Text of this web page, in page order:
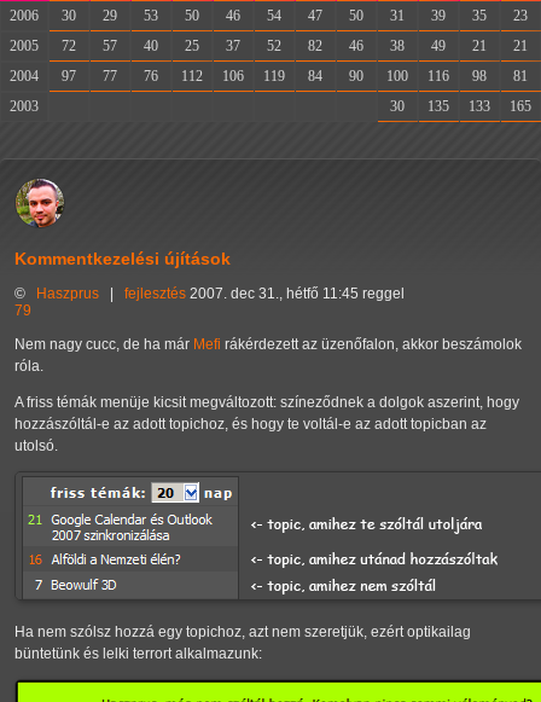
2006
30 29 53 50 46 54 47 50 31 39 35
23
2005
72 57 40 25 37 52 82 46 38 49 21
21
2004
97 77 76 112 106 119 84 90 100 116 98
81
2003
30 135 133 165
Kommentkezelési újítások
© Haszprus fejlesztés 2007. dec 31., hétfő 11:45 reggel
79
Nem nagy cucc, de ha már Mefi rákérdezett az üzenőfalon, akkor beszámolok
róla.
A friss témák menüje kicsit megváltozott: színeződnek a dolgok aszerint, hogy
hozzászóltál-e az adott topichoz, és hogy te voltál-e az adott topicban az
utolsó.
Ha nem szólsz hozzá egy topichoz, azt nem szeretjük, ezért optikailag
büntetünk és lelki terrort alkalmazunk: